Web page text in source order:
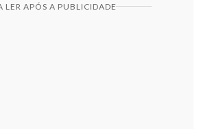
LER APÓS A PUBLICIDADE